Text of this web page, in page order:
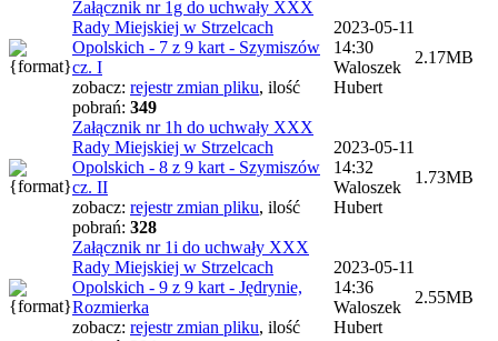
Załącznik nr 1g do uchwały XXX
Rady Miejskiej w Strzelcach
Opolskich - 7 z 9 kart - Szymiszów
cz. I
zobacz: rejestr zmian pliku, ilość
pobrań: 349
2023-05-11
14:30
Waloszek
Hubert
2.17MB
Załącznik nr 1h do uchwały XXX
Rady Miejskiej w Strzelcach
Opolskich - 8 z 9 kart - Szymiszów
cz. II
zobacz: rejestr zmian pliku, ilość
pobrań: 328
2023-05-11
14:32
Waloszek
Hubert
1.73MB
Załącznik nr 1i do uchwały XXX
Rady Miejskiej w Strzelcach
Opolskich - 9 z 9 kart - Jędrynie,
Rozmierka
zobacz: rejestr zmian pliku, ilość
2023-05-11
14:36
Waloszek
Hubert
2.55MB